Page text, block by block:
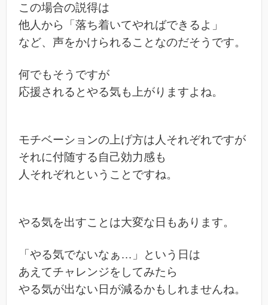
この場合の説得は
他人から「落ち着いてやればできるよ」
など、声をかけられることなのだそうです。
何でもそうですが
応援されるとやる気も上がりますよね。
モチベーションの上げ方は人それぞれですが
それに付随する自己効力感も
人それぞれということですね。
やる気を出すことは大変な日もあります。
「やる気でないなぁ…」という日は
あえてチャレンジをしてみたら
やる気が出ない日が減るかもしれませんね。